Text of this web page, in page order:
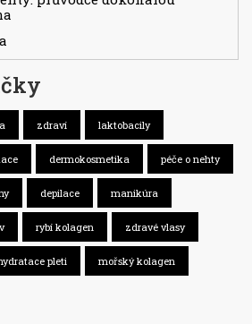
zdraví laktobacily
dermokosmetika péče o nehty
depilace manikúra
rybí kolagen zdravé vlasy
pleti mořský kolagen